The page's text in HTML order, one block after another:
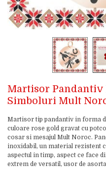
Martisor Pandantiv
Simboluri Mult
Martisor tip pandantiv in forma
culoare rose gold gravat cu
cosar si mesajul Mult Noroc.
inoxidabil, un material rezistent
aspectul in timp, aspect ce face
extrem de versatil, usor de